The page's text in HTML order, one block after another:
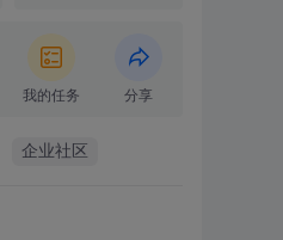
我的任务 分享
企业社区